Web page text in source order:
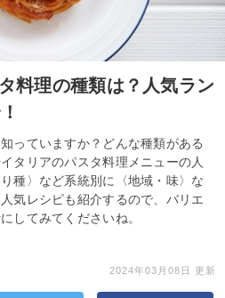
料理の種類は？人気ラン
っていますか？どんな種類がある
タリアのパスタ料理メニューの人
種〉など系統別に〈地域・味〉な
気レシピも紹介するので、バリエ
してみてくださいね。
2024年03月08日 更新